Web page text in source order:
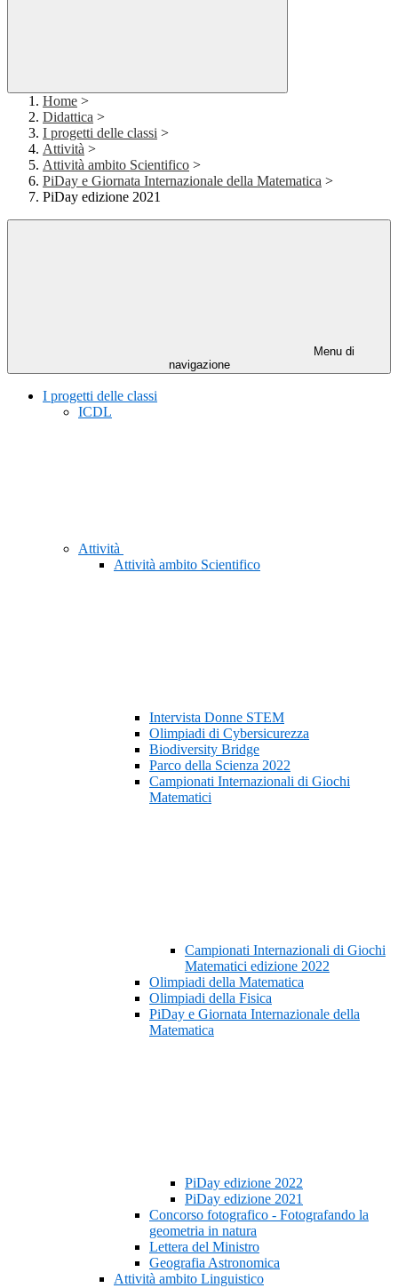
Home >
Didattica >
I progetti delle classi >
Attività >
Attività ambito Scientifico >
PiDay e Giornata Internazionale della Matematica >
PiDay edizione 2021
Menu di
navigazione
I progetti delle classi
ICDL
Attività
Attività ambito Scientifico
Intervista Donne STEM
Olimpiadi di Cybersicurezza
Biodiversity Bridge
Parco della Scienza 2022
Campionati Internazionali di Giochi
Matematici
Campionati Internazionali di Giochi
Matematici edizione 2022
Olimpiadi della Matematica
Olimpiadi della Fisica
PiDay e Giornata Internazionale della
Matematica
PiDay edizione 2022
PiDay edizione 2021
Concorso fotografico - Fotografando la
geometria in natura
Lettera del Ministro
Geografia Astronomica
Attività ambito Linguistico